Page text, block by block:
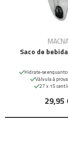
Saco de
Hidrate-se
Válvula à
27 x 15
29,95